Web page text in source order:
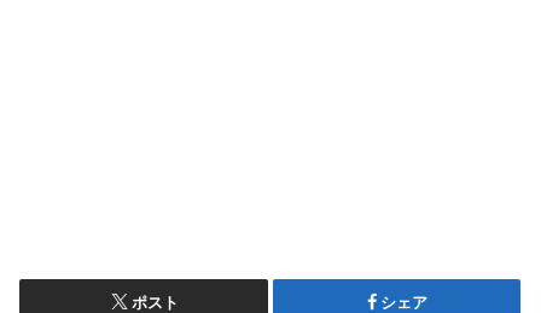
ポスト シェア